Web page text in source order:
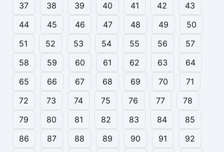
37
38 39 40 41 42
43
44
45 46 47 48 49
50
51
52 53 54 55 56
57
58
59 60 61 62 63
64
65
66 67 68 69 70
71
72
73 74 75 76 77
78
79
80 81 82 83 84
85
86
87 88 89 90 91
92